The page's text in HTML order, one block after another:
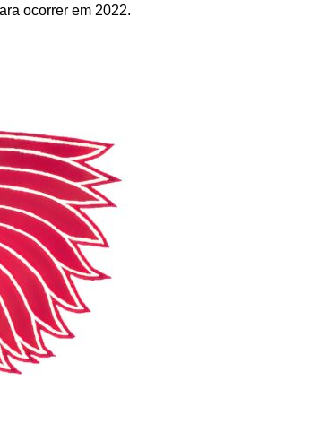
ocorrer em 2022.